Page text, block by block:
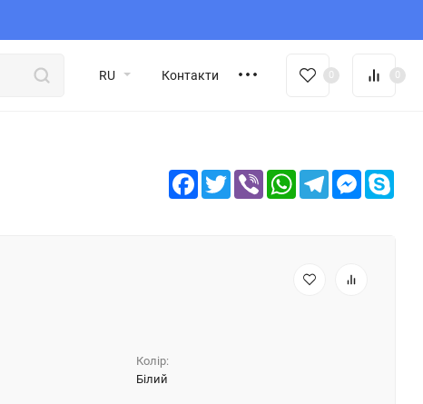
RU Контакти 0 0
Facebook
TwitterViber WhatsAppTelegram
Колір:
Білий